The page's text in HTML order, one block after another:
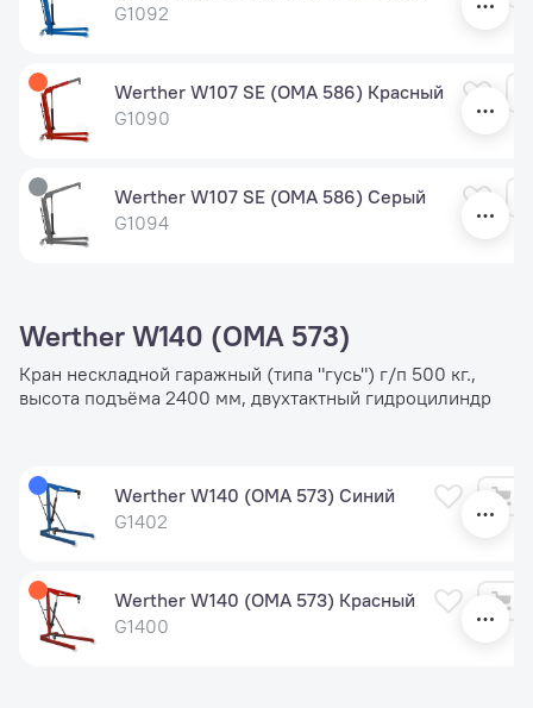
G1092
Werther W107 SE (OMA 586) Красный
G1090
Werther W107 SE (OMA 586) Серый
G1094
Werther W140 (OMA 573)
Кран нескладной гаражный (типа "гусь") г/п 500 кг.,
высота подъёма 2400 мм, двухтактный гидроцилиндр
Werther W140 (OMA 573) Синий
G1402
Werther W140 (OMA 573) Красный
G1400